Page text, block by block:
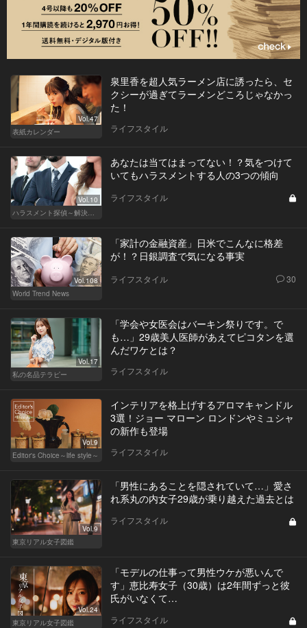
Vol.47
表紙カレンダー
泉里香を超人気ラーメン店に誘ったら、セ
クシーが過ぎてラーメンどころじゃなかっ
た！
ライフスタイル
Vol.10
ハラスメント探偵～解決編～
あなたは当てはまってない！？気をつけて
いてもハラスメントする人の3つの傾向
ライフスタイル
Vol.108
World Trend News
「家計の金融資産」日米でこんなに格差
が！？日銀調査で気になる事実
ライフスタイル 30
Vol.17
私の名品テラピー
「学会や女医会はバーキン祭りです。で
も…」29歳美人医師があえてピコタンを選
んだワケとは？
ライフスタイル
Vol.9
Editor's Choice～life style～
インテリアを格上げするアロマキャンドル
3選！ジョー マローン ロンドンやミュシャ
の新作も登場
ライフスタイル
Vol.9
東京リアル女子図鑑
「男性にあることを隠されていて…」愛さ
れ系丸の内女子29歳が乗り越えた過去とは
ライフスタイル
Vol.24
東京リアル女子図鑑
「モデルの仕事って男性ウケが悪いんで
す」恵比寿女子（30歳）は2年間ずっと彼
氏がいなくて…
ライフスタイル